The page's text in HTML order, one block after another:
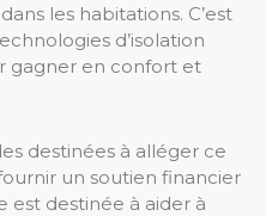
dans les habitations. C’est
d’isolation
gagner en confort et
destinées à alléger ce
un soutien financier
est destinée à aider à